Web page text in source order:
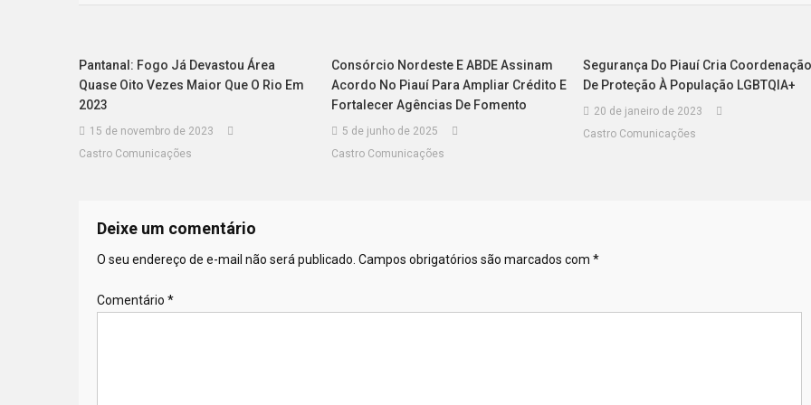
Pantanal: Fogo Já Devastou Área
Quase Oito Vezes Maior Que O Rio Em
2023
15 de novembro de 2023
Castro Comunicações
Consórcio Nordeste E ABDE Assinam
Acordo No Piauí Para Ampliar Crédito E
Fortalecer Agências De Fomento
5 de junho de 2025
Castro Comunicações
Segurança Do Piauí Cria
De Proteção À População LGBTQIA+
20 de janeiro de 2023
Castro Comunicações
Deixe um comentário
O seu endereço de e-mail não será publicado. Campos obrigatórios são marcados com *
Comentário *